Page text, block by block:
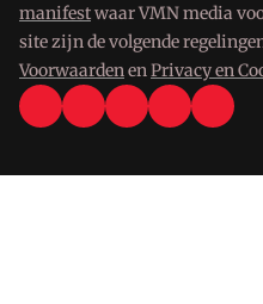
manifestwaar VMN media
site zijn de volgende
VoorwaardenenPrivacy en